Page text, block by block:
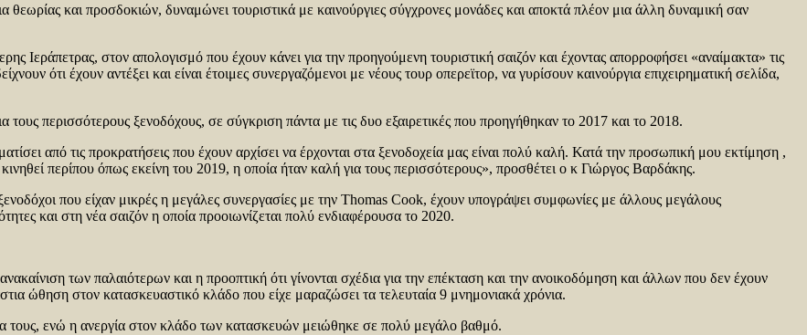
και προσδοκιών, δυναμώνει τουριστικά με καινούργιες σύγχρονες μονάδες και αποκτά πλέον μια άλλη δυναμική σαν
Ιεράπετρας, στον απολογισμό που έχουν κάνει για την προηγούμενη τουριστική σαιζόν και έχοντας απορροφήσει «αναίμακτα» τις
ότι έχουν αντέξει και είναι έτοιμες συνεργαζόμενοι με νέους τουρ οπερεϊτορ, να γυρίσουν καινούργια επιχειρηματική σελίδα,
τους περισσότερους ξενοδόχους, σε σύγκριση πάντα με τις δυο εξαιρετικές που προηγήθηκαν το 2017 και το 2018.
από τις προκρατήσεις που έχουν αρχίσει να έρχονται στα ξενοδοχεία μας είναι πολύ καλή. Κατά την προσωπική μου εκτίμηση ,
περίπου όπως εκείνη του 2019, η οποία ήταν καλή για τους περισσότερους», προσθέτει ο κ Γιώργος Βαρδάκης.
που είχαν μικρές η μεγάλες συνεργασίες με την Thomas Cook, έχουν υπογράψει συμφωνίες με άλλους μεγάλους
και στη νέα σαιζόν η οποία προοιωνίζεται πολύ ενδιαφέρουσα το 2020.
των παλαιότερων και η προοπτική ότι γίνονται σχέδια για την επέκταση και την ανοικοδόμηση και άλλων που δεν έχουν
ώθηση στον κατασκευαστικό κλάδο που είχε μαραζώσει τα τελευταία 9 μνημονιακά χρόνια.
τους, ενώ η ανεργία στον κλάδο των κατασκευών μειώθηκε σε πολύ μεγάλο βαθμό.